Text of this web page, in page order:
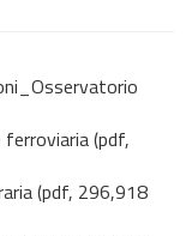
(pdf,
(pdf, 296,918